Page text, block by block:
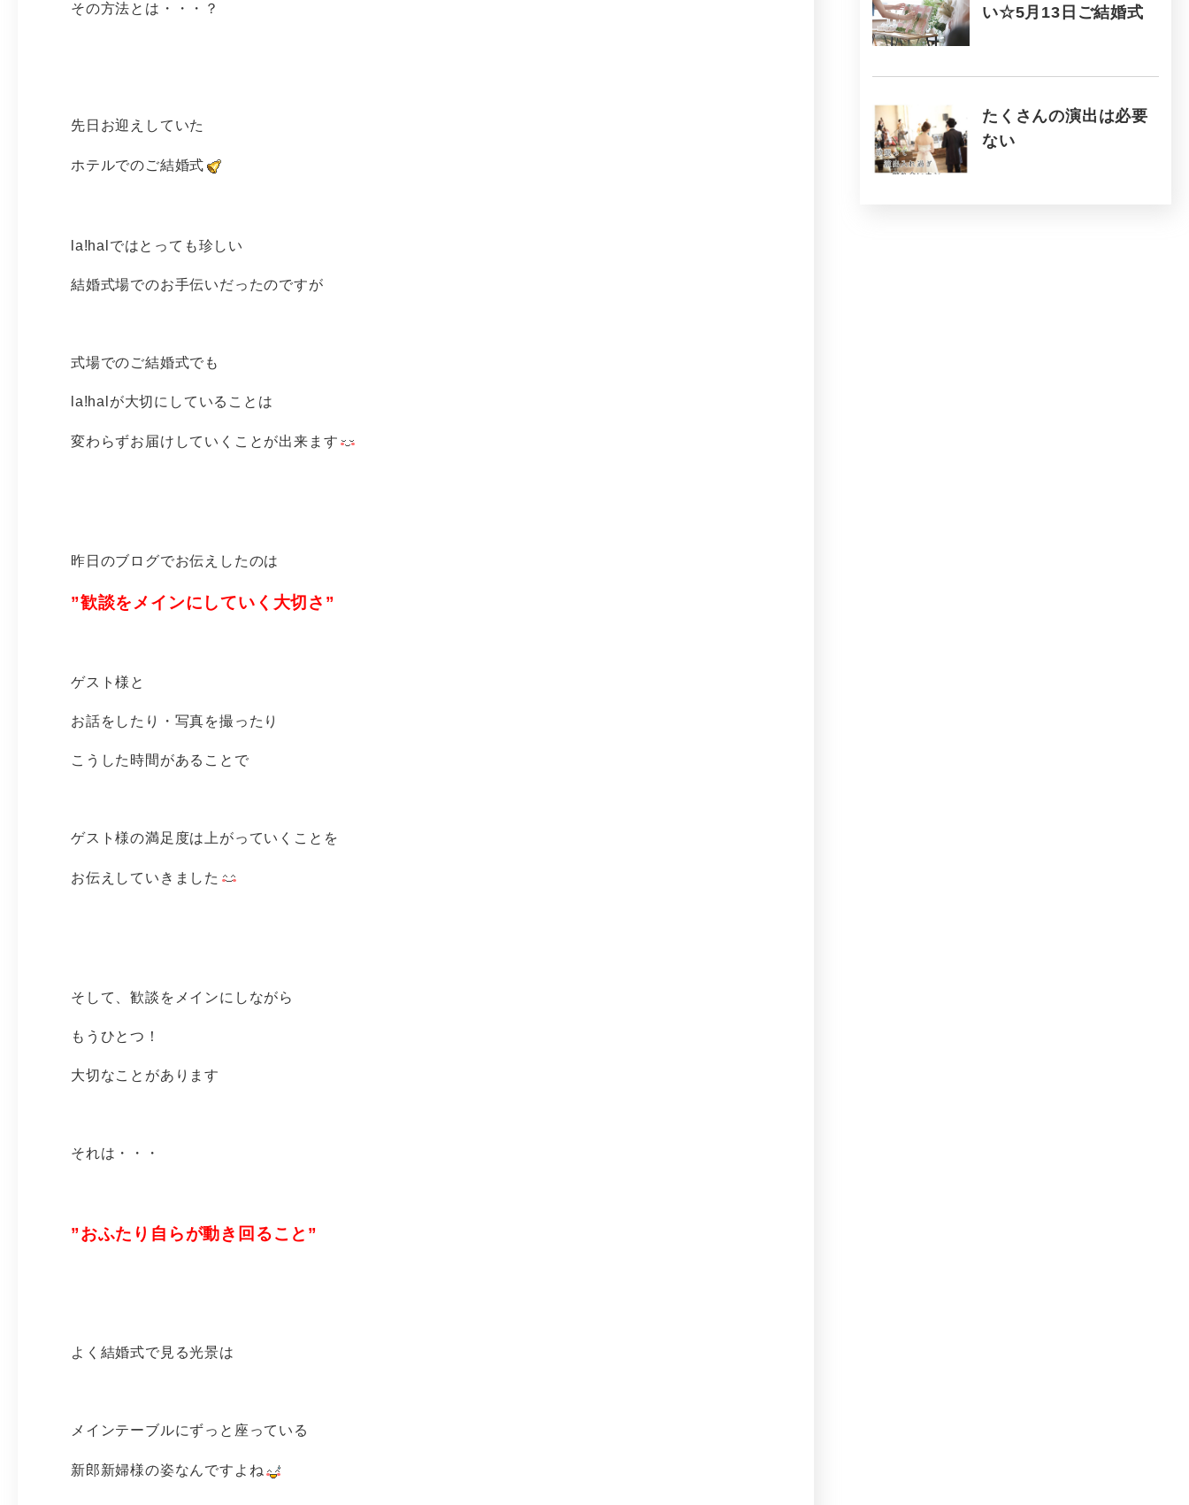
その方法とは・・・？
先日お迎えしていた
ホテルでのご結婚式
la!halではとっても珍しい
結婚式場でのお手伝いだったのですが
式場でのご結婚式でも
la!halが大切にしていることは
変わらずお届けしていくことが出来ます
昨日のブログでお伝えしたのは
”歓談をメインにしていく大切さ”
ゲスト様と
お話をしたり・写真を撮ったり
こうした時間があることで
ゲスト様の満足度は上がっていくことを
お伝えしていきました
そして、歓談をメインにしながら
もうひとつ！
大切なことがあります
それは・・・
”おふたり自らが動き回ること”
よく結婚式で見る光景は
メインテーブルにずっと座っている
新郎新婦様の姿なんですよね
い☆5月13日ご結婚式
たくさんの演出は必要
ない